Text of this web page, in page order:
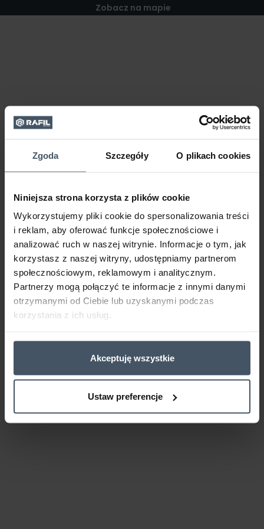
Zgoda Szczegóły O plikach cookies
Niniejsza strona korzysta z plików cookie
Wykorzystujemy pliki cookie do spersonalizowania treści
i reklam, aby oferować funkcje społecznościowe i
analizować ruch w naszej witrynie. Informacje o tym, jak
korzystasz z naszej witryny, udostępniamy partnerom
społecznościowym, reklamowym i analitycznym.
Partnerzy mogą połączyć te informacje z innymi danymi
otrzymanymi od Ciebie lub uzyskanymi podczas
korzystania z ich usług.
Akceptuję wszystkie
Ustaw preferencje
Zobacz na mapie